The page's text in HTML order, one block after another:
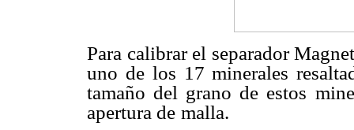
Para calibrar el separador
uno de los 17 minerales
tamaño del grano de estos
apertura de malla.